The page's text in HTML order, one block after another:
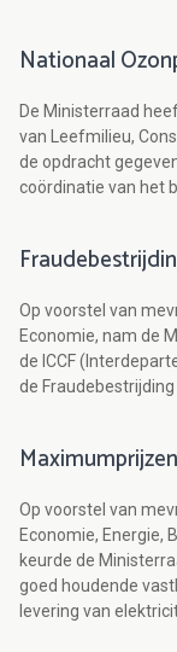
Nationaal
De Ministerraad
van Leefmilieu,
de opdracht
coördinatie van het
Op voorstel van
Economie, nam de
de ICCF
de
Op voorstel van
Economie, Energie,
keurde de
goed houdende
levering van